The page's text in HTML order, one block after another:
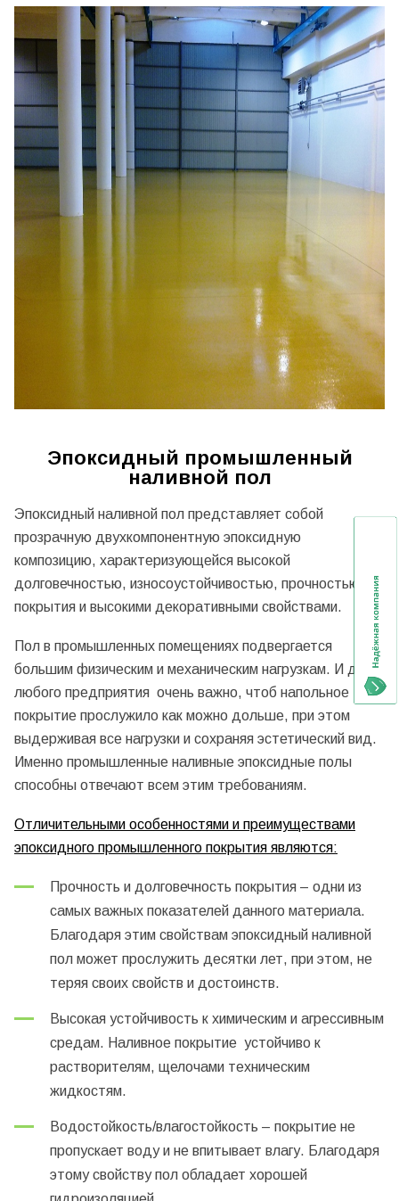
Эпоксидный промышленный
наливной пол
Эпоксидный наливной пол представляет собой
прозрачную двухкомпонентную эпоксидную
композицию, характеризующейся высокой
долговечностью, износоустойчивостью, прочностью
покрытия и высокими декоративными свойствами.
Пол в промышленных помещениях подвергается
большим физическим и механическим нагрузкам. И для
любого предприятия очень важно, чтоб напольное
покрытие прослужило как можно дольше, при этом
выдерживая все нагрузки и сохраняя эстетический вид.
Именно промышленные наливные эпоксидные полы
способны отвечают всем этим требованиям.
Отличительными особенностями и преимуществами
эпоксидного промышленного покрытия являются:
Прочность и долговечность покрытия – одни из
самых важных показателей данного материала.
Благодаря этим свойствам эпоксидный наливной
пол может прослужить десятки лет, при этом, не
теряя своих свойств и достоинств.
Высокая устойчивость к химическим и агрессивным
средам. Наливное покрытие устойчиво к
растворителям, щелочами техническим
жидкостям.
Водостойкость/влагостойкость – покрытие не
пропускает воду и не впитывает влагу. Благодаря
этому свойству пол обладает хорошей